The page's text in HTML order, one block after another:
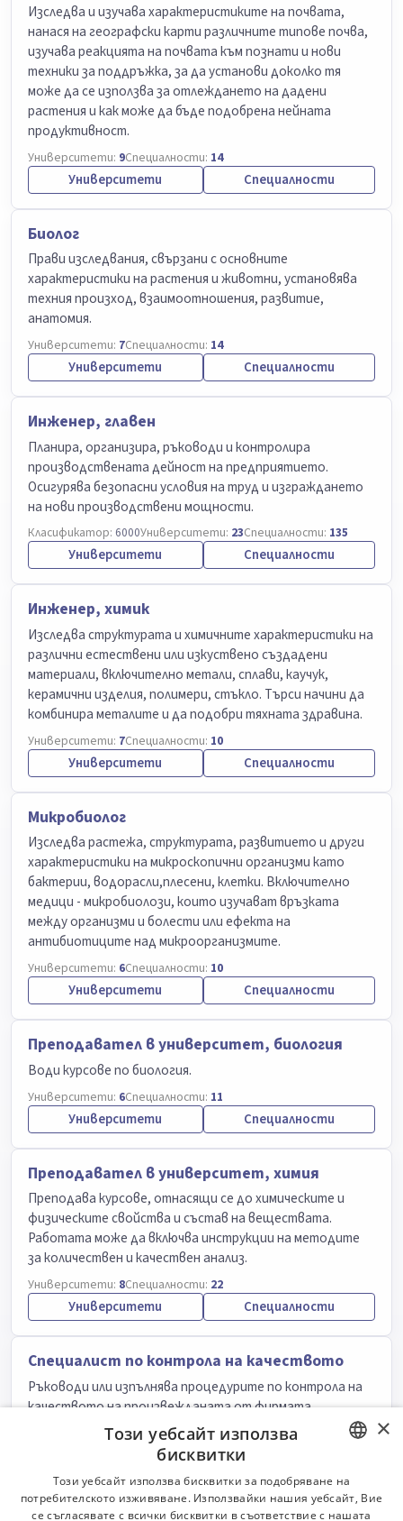
Изследва и изучава характеристиките на почвата,
нанася на географски карти различните типове почва,
изучава реакцията на почвата към познати и нови
техники за поддръжка, за да установи доколко тя
може да се използва за отлеждането на дадени
растения и как може да бъде подобрена нейната
продуктивност.
Университети: 9Специалности: 14
Университети Специалности
Биолог
Прави изследвания, свързани с основните
характеристики на растения и животни, установява
техния произход, взаимоотношения, развитие,
анатомия.
Университети: 7Специалности: 14
Университети Специалности
Инженер, главен
Планира, организира, ръководи и контролира
производствената дейност на предприятието.
Осигурява безопасни условия на труд и изграждането
на нови производствени мощности.
Класификатор: 6000Университети: 23Специалности: 135
Университети Специалности
Инженер, химик
Изследва структурата и химичните характеристики на
различни естествени или изкуствено създадени
материали, включително метали, сплави, каучук,
керамични изделия, полимери, стъкло. Търси начини да
комбинира металите и да подобри тяхната здравина.
Университети: 7Специалности: 10
Университети Специалности
Микробиолог
Изследва растежа, структурата, развитието и други
характеристики на микроскопични организми като
бактерии, водорасли,плесени, клетки. Включително
медици - микробиолози, които изучават връзката
между организми и болести или ефекта на
антибиотиците над микроорганизмите.
Университети: 6Специалности: 10
Университети Специалности
Преподавател в университет, биология
Води курсове по биология.
Университети: 6Специалности: 11
Университети Специалности
Преподавател в университет, химия
Преподава курсове, отнасящи се до химическите и
физическите свойства и състав на веществата.
Работата може да включва инструкции на методите
за количествен и качествен анализ.
Университети: 8Специалности: 22
Университети Специалности
Специалист по контрола на качеството
Ръководи или изпълнява процедурите по контрола на
качеството на произвежданата от фирмата
Университети:8Специалности:
Университети СпециалностиBULGARIAN
ENGLISH
×
Този уебсайт използва
бисквитки
Този уебсайт използва бисквитки за подобряване на
потребителското изживяване. Използвайки нашия уебсайт, Вие
се съгласявате с всички бисквитки в съответствие с нашата